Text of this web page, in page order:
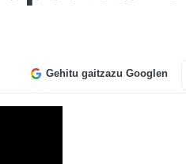
Gehitu gaitzazu Googlen